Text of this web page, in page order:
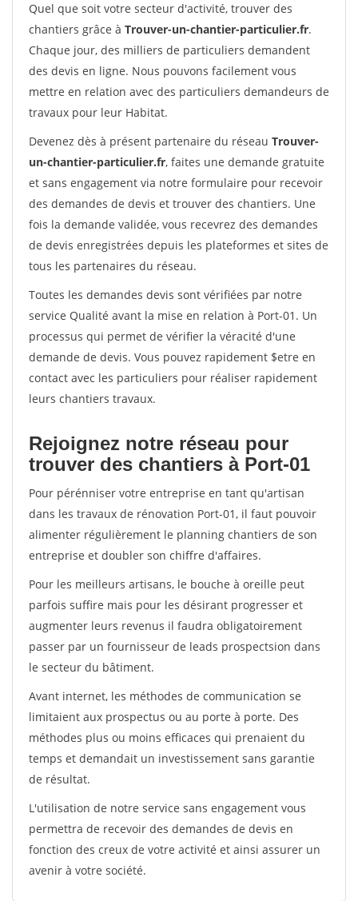
Quel que soit votre secteur d'activité, trouver des
chantiers grâce à Trouver-un-chantier-particulier.fr.
Chaque jour, des milliers de particuliers demandent
des devis en ligne. Nous pouvons facilement vous
mettre en relation avec des particuliers demandeurs de
travaux pour leur Habitat.
Devenez dès à présent partenaire du réseau Trouver-
un-chantier-particulier.fr, faites une demande gratuite
et sans engagement via notre formulaire pour recevoir
des demandes de devis et trouver des chantiers. Une
fois la demande validée, vous recevrez des demandes
de devis enregistrées depuis les plateformes et sites de
tous les partenaires du réseau.
Toutes les demandes devis sont vérifiées par notre
service Qualité avant la mise en relation à Port-01. Un
processus qui permet de vérifier la véracité d'une
demande de devis. Vous pouvez rapidement $etre en
contact avec les particuliers pour réaliser rapidement
leurs chantiers travaux.
Rejoignez notre réseau pour
trouver des chantiers à Port-01
Pour pérénniser votre entreprise en tant qu'artisan
dans les travaux de rénovation Port-01, il faut pouvoir
alimenter régulièrement le planning chantiers de son
entreprise et doubler son chiffre d'affaires.
Pour les meilleurs artisans, le bouche à oreille peut
parfois suffire mais pour les désirant progresser et
augmenter leurs revenus il faudra obligatoirement
passer par un fournisseur de leads prospectsion dans
le secteur du bâtiment.
Avant internet, les méthodes de communication se
limitaient aux prospectus ou au porte à porte. Des
méthodes plus ou moins efficaces qui prenaient du
temps et demandait un investissement sans garantie
de résultat.
L'utilisation de notre service sans engagement vous
permettra de recevoir des demandes de devis en
fonction des creux de votre activité et ainsi assurer un
avenir à votre société.